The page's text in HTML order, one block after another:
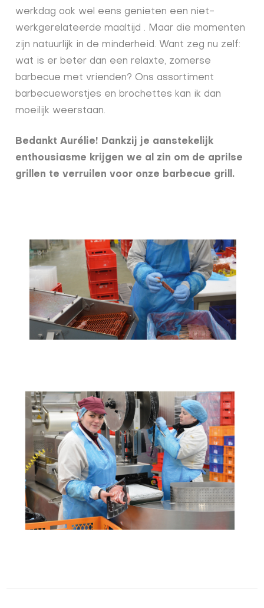
werkdag ook wel eens genieten een niet-
werkgerelateerde maaltijd . Maar die momenten
zijn natuurlijk in de minderheid. Want zeg nu zelf:
wat is er beter dan een relaxte, zomerse
barbecue met vrienden? Ons assortiment
barbecueworstjes en brochettes kan ik dan
moeilijk weerstaan.
Bedankt Aurélie! Dankzij je aanstekelijk
enthousiasme krijgen we al zin om de aprilse
grillen te verruilen voor onze barbecue grill.